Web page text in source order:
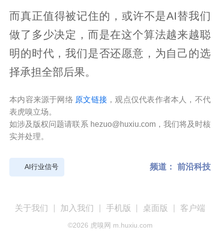
而真正值得被记住的，或许不是AI替我们
做了多少决定，而是在这个算法越来越聪
明的时代，我们是否还愿意，为自己的选
择承担全部后果。
本内容来源于网络 原文链接 ，观点仅代表作者本人，不代
表虎嗅立场。
如涉及版权问题请联系 hezuo@huxiu.com，我们将及时核
实并处理。
AI行业信号 频道： 前沿科技
关于我们 加入我们 手机版 桌面版 客户端
©2026 虎嗅网 m.huxiu.com